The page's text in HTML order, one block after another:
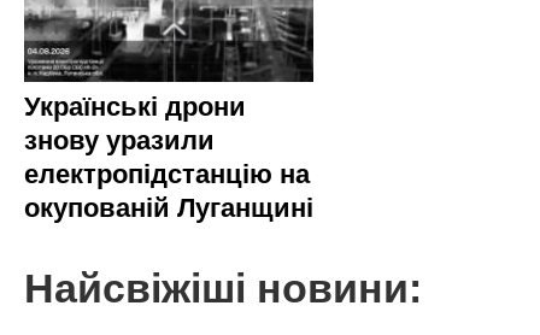
Українські дрони
знову уразили
електропідстанцію на
окупованій Луганщині
Найсвіжіші новини: